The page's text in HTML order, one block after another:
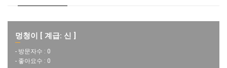
멍청이 [ 계급: 신 ]
- 방문자수 : 0
- 좋아요수 : 0